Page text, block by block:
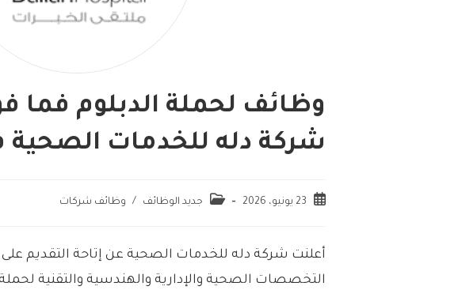
وظائف لحملة الدبلوم فما
شركة دله للخدمات الصحية
23 يونيو، 2026 جديد الوظائف / وظائف شركات
أعلنت شركة دله للخدمات الصحية عن إتاحة التقديم
التخصصات الصحية والإدارية والهندسية والتقنية